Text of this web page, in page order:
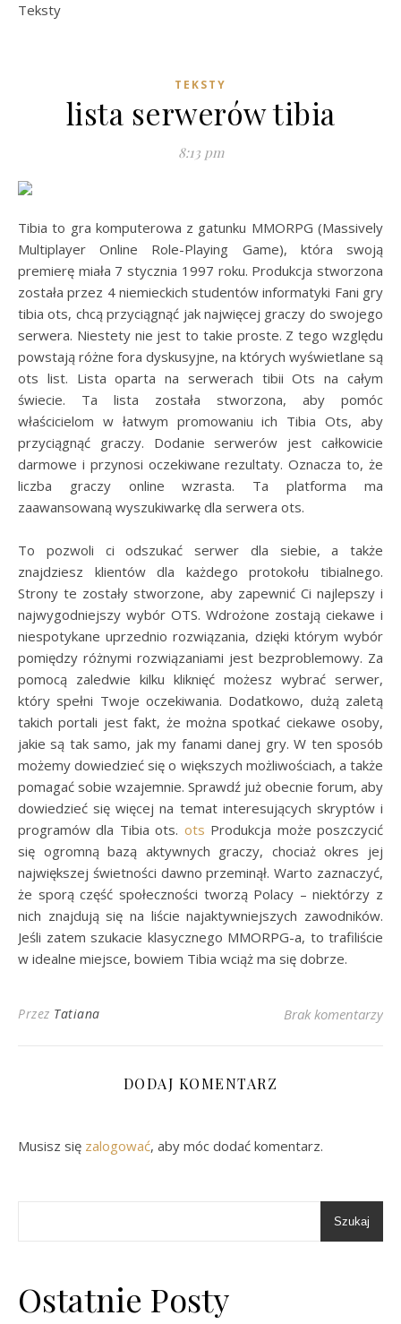
Teksty
TEKSTY
lista serwerów tibia
8:13 pm
Tibia to gra komputerowa z gatunku MMORPG (Massively
Multiplayer Online Role-Playing Game), która swoją
premierę miała 7 stycznia 1997 roku. Produkcja stworzona
została przez 4 niemieckich studentów informatyki Fani gry
tibia ots, chcą przyciągnąć jak najwięcej graczy do swojego
serwera. Niestety nie jest to takie proste. Z tego względu
powstają różne fora dyskusyjne, na których wyświetlane są
ots list. Lista oparta na serwerach tibii Ots na całym
świecie. Ta lista została stworzona, aby pomóc
właścicielom w łatwym promowaniu ich Tibia Ots, aby
przyciągnąć graczy. Dodanie serwerów jest całkowicie
darmowe i przynosi oczekiwane rezultaty. Oznacza to, że
liczba graczy online wzrasta. Ta platforma ma
zaawansowaną wyszukiwarkę dla serwera ots.
To pozwoli ci odszukać serwer dla siebie, a także
znajdziesz klientów dla każdego protokołu tibialnego.
Strony te zostały stworzone, aby zapewnić Ci najlepszy i
najwygodniejszy wybór OTS. Wdrożone zostają ciekawe i
niespotykane uprzednio rozwiązania, dzięki którym wybór
pomiędzy różnymi rozwiązaniami jest bezproblemowy. Za
pomocą zaledwie kilku kliknięć możesz wybrać serwer,
który spełni Twoje oczekiwania. Dodatkowo, dużą zaletą
takich portali jest fakt, że można spotkać ciekawe osoby,
jakie są tak samo, jak my fanami danej gry. W ten sposób
możemy dowiedzieć się o większych możliwościach, a także
pomagać sobie wzajemnie. Sprawdź już obecnie forum, aby
dowiedzieć się więcej na temat interesujących skryptów i
programów dla Tibia ots. ots Produkcja może poszczycić
się ogromną bazą aktywnych graczy, chociaż okres jej
największej świetności dawno przeminął. Warto zaznaczyć,
że sporą część społeczności tworzą Polacy – niektórzy z
nich znajdują się na liście najaktywniejszych zawodników.
Jeśli zatem szukacie klasycznego MMORPG-a, to trafiliście
w idealne miejsce, bowiem Tibia wciąż ma się dobrze.
Przez Tatiana Brak komentarzy
DODAJ KOMENTARZ
Musisz się zalogować, aby móc dodać komentarz.
Szukaj
Ostatnie Posty